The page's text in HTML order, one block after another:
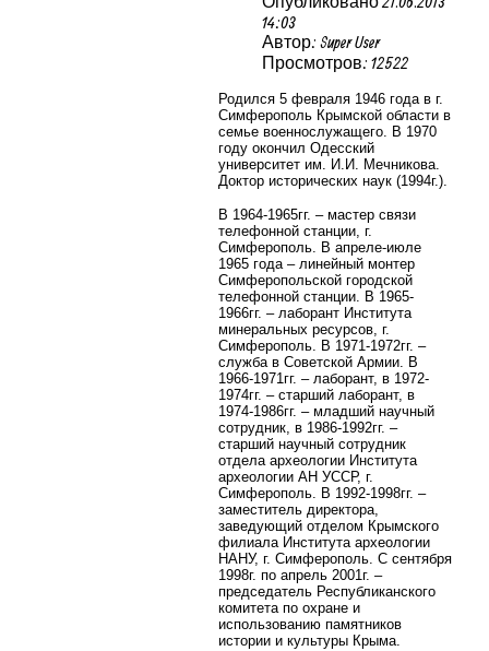
14:03
Автор: Super User
Просмотров: 12522
Родился 5 февраля 1946 года в г.
Симферополь Крымской области в
семье военнослужащего. В 1970
году окончил Одесский
университет им. И.И. Мечникова.
Доктор исторических наук (1994г.).
В 1964-1965гг. – мастер связи
телефонной станции, г.
Симферополь. В апреле-июле
1965 года – линейный монтер
Симферопольской городской
телефонной станции. В 1965-
1966гг. – лаборант Института
минеральных ресурсов, г.
Симферополь. В 1971-1972гг. –
служба в Советской Армии. В
1966-1971гг. – лаборант, в 1972-
1974гг. – старший лаборант, в
1974-1986гг. – младший научный
сотрудник, в 1986-1992гг. –
старший научный сотрудник
отдела археологии Института
археологии АН УССР, г.
Симферополь. В 1992-1998гг. –
заместитель директора,
заведующий отделом Крымского
филиала Института археологии
НАНУ, г. Симферополь. С сентября
1998г. по апрель 2001г. –
председатель Республиканского
комитета по охране и
использованию памятников
истории и культуры Крыма.